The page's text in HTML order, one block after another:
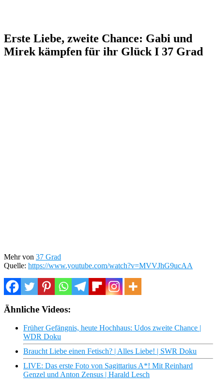
Erste Liebe, zweite Chance: Gabi und
Mirek kämpfen für ihr Glück I 37 Grad
Mehr von 37 Grad
Quelle: https://www.youtube.com/watch?v=MVVJhG9ucAA
Ähnliche Videos:
Früher Gefängnis, heute Hochhaus: Udos zweite Chance |
WDR Doku
Braucht Liebe einen Fetisch? | Alles Liebe! | SWR Doku
LIVE: Das erste Foto von Sagittarius A*! Mit Reinhard
Genzel und Anton Zensus | Harald Lesch